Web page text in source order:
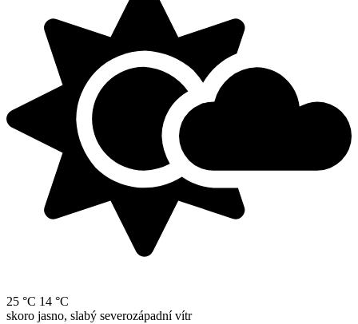
25 °C 14 °C
skoro jasno, slabý severozápadní vítr